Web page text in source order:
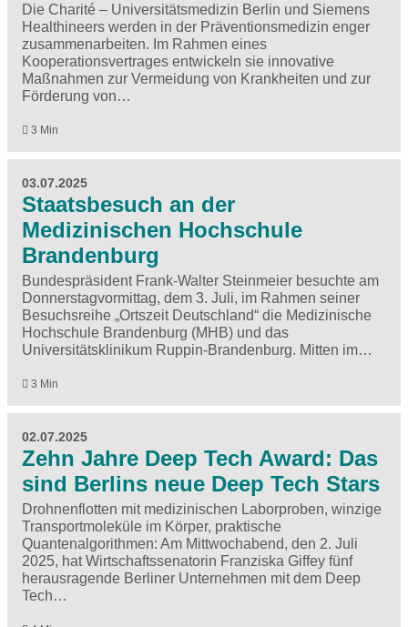
Die Charité – Universitätsmedizin Berlin und Siemens
Healthineers werden in der Präventionsmedizin enger
zusammenarbeiten. Im Rahmen eines
Kooperationsvertrages entwickeln sie innovative
Maßnahmen zur Vermeidung von Krankheiten und zur
Förderung von…
3 Min
03.07.2025
Staatsbesuch an der
Medizinischen Hochschule
Brandenburg
Bundespräsident Frank-Walter Steinmeier besuchte am
Donnerstagvormittag, dem 3. Juli, im Rahmen seiner
Besuchsreihe „Ortszeit Deutschland“ die Medizinische
Hochschule Brandenburg (MHB) und das
Universitätsklinikum Ruppin-Brandenburg. Mitten im…
3 Min
02.07.2025
Zehn Jahre Deep Tech Award: Das
sind Berlins neue Deep Tech Stars
Drohnenflotten mit medizinischen Laborproben, winzige
Transportmoleküle im Körper, praktische
Quantenalgorithmen: Am Mittwochabend, den 2. Juli
2025, hat Wirtschaftssenatorin Franziska Giffey fünf
herausragende Berliner Unternehmen mit dem Deep
Tech…